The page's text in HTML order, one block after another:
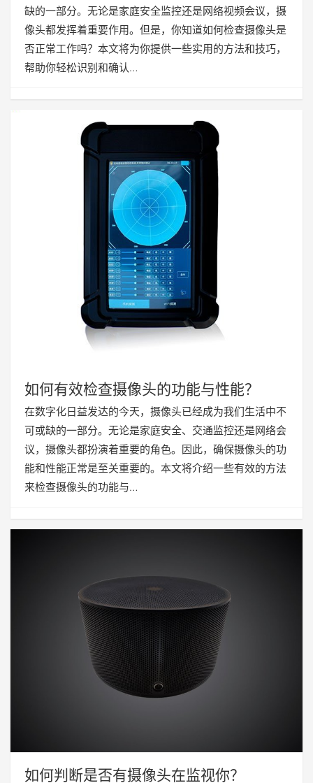
缺的一部分。无论是家庭安全监控还是网络视频会议，摄
像头都发挥着重要作用。但是，你知道如何检查摄像头是
否正常工作吗？本文将为你提供一些实用的方法和技巧，
帮助你轻松识别和确认…
如何有效检查摄像头的功能与性能？
在数字化日益发达的今天，摄像头已经成为我们生活中不
可或缺的一部分。无论是家庭安全、交通监控还是网络会
议，摄像头都扮演着重要的角色。因此，确保摄像头的功
能和性能正常是至关重要的。本文将介绍一些有效的方法
来检查摄像头的功能与…
如何判断是否有摄像头在监视你？